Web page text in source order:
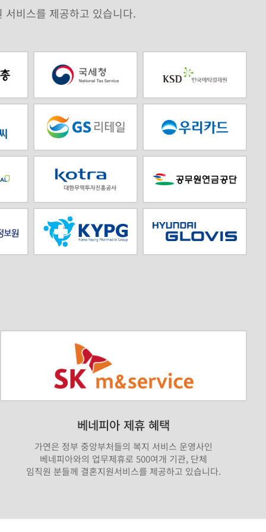
비스를 제공하고 있습니다.
베네피아 제휴 혜택
가연은 정부 중앙부처들의 복지 서비스 운영사인
베네피아와의 업무제휴로 500여개 기관, 단체
임직원 분들께 결혼지원서비스를 제공하고 있습니다.